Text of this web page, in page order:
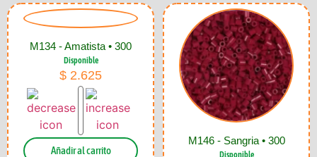
M134 - Amatista • 300
Disponible
$ 2.625
Añadir al carrito
M146 - Sangria • 300